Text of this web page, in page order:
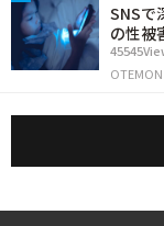
SNSで
の性被